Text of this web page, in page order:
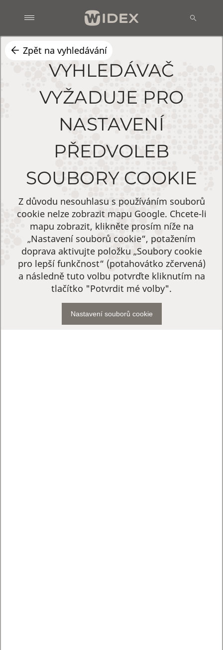
Zpět na vyhledávání
VYHLEDÁVAČ
VYŽADUJE PRO
NASTAVENÍ
PŘEDVOLEB
SOUBORY COOKIE
Z důvodu nesouhlasu s používáním souborů
cookie nelze zobrazit mapu Google. Chcete-li
mapu zobrazit, klikněte prosím níže na
„Nastavení souborů cookie“, potažením
doprava aktivujte položku „Soubory cookie
pro lepší funkčnost“ (potahovátko zčervená)
a následně tuto volbu potvrďte kliknutím na
tlačítko "Potvrdit mé volby".
Nastavení souborů cookie